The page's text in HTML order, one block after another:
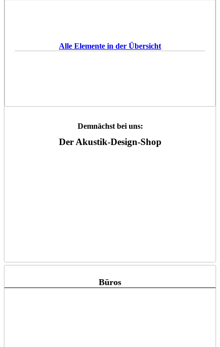
Alle Elemente in der Übersicht
Demnächst bei uns:
Der Akustik-Design-Shop
Büros